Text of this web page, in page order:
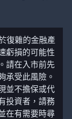
復雜的金融產
虧損的可能性
請在入市前先
承受此風險。
並不擔保或代
投資者，請務
在有需要時尋